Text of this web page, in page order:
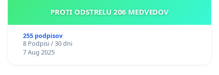
PROTI ODSTRELU 206 MEDVEDOV
255 podpisov
8 Podpisi / 30 dni
7 Aug 2025